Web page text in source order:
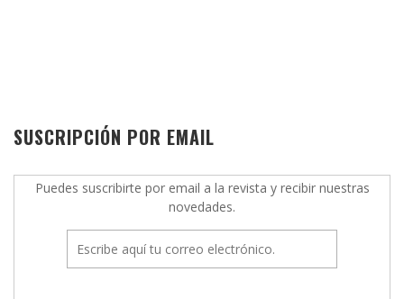
SUSCRIPCIÓN POR EMAIL
Puedes suscribirte por email a la revista y recibir nuestras
novedades.